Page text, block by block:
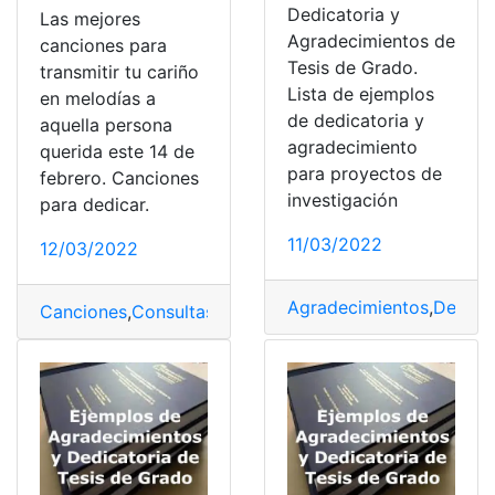
Las mejores
canciones para
transmitir tu cariño
en melodías a
aquella persona
querida este 14 de
febrero. Canciones
para dedicar.
12/03/2022
Canciones,Consultas Dedicatorias,Música,San Valentín
Dedicatoria y
Agradecimientos de
Tesis de Grado.
Lista de ejemplos
de dedicatoria y
agradecimiento
para proyectos de
investigación
11/03/2022
Agradecimientos,